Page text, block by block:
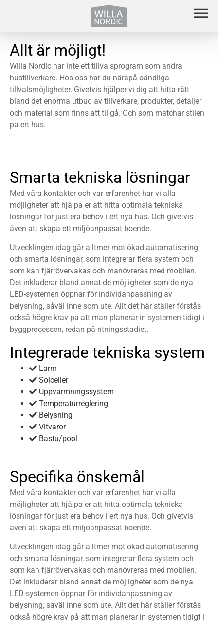
Allt är möjligt!
Willa Nordic har inte ett tillvalsprogram som andra
hustillverkare. Hos oss har du närapå oändliga
tillvalsmöjligheter. Givetvis hjälper vi dig att hitta rätt
bland det enorma utbud av tillverkare, produkter, detaljer
och material som finns att tillgå. Och som matchar stilen
på ert hus.
Smarta tekniska lösningar
Med våra kontakter och vår erfarenhet har vi alla
möjligheter att hjälpa er att hitta optimala tekniska
lösningar för just era behov i ert nya hus. Och givetvis
även att skapa ett miljöanpassat boende.
Utvecklingen idag går alltmer mot ökad automatisering
och smarta lösningar, som integrerar flera system och
som kan fjärrövervakas och manövreras med mobilen.
Det inkluderar bland annat de möjligheter som de nya
LED-systemen öppnar för individanpassning av
belysning, såväl inne som ute. Allt det här ställer förstås
också högre krav på att man planerar in systemen tidigt i
byggprocessen, redan på ritningsstadiet.
Integrerade tekniska system
Larm
Solceller
Uppvärmningssystem
Temperaturreglering
Belysning
Vitvaror
Bastu/pool
Specifika önskemål
Med våra kontakter och vår erfarenhet har vi alla
möjligheter att hjälpa er att hitta optimala tekniska
lösningar för just era behov i ert nya hus. Och givetvis
även att skapa ett miljöanpassat boende.
Utvecklingen idag går alltmer mot ökad automatisering
och smarta lösningar, som integrerar flera system och
som kan fjärrövervakas och manövreras med mobilen.
Det inkluderar bland annat de möjligheter som de nya
LED-systemen öppnar för individanpassning av
belysning, såväl inne som ute. Allt det här ställer förstås
också högre krav på att man planerar in systemen tidigt i